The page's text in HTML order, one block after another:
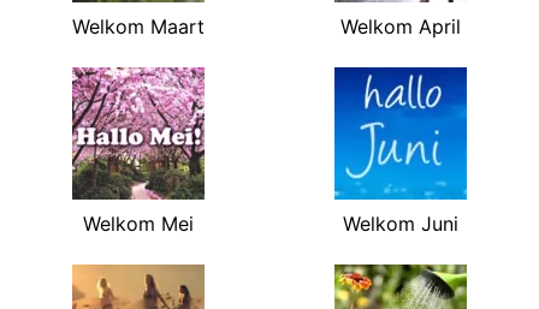
Welkom Maart Welkom April
Welkom Mei Welkom Juni